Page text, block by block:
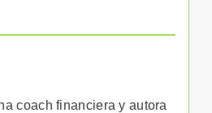
coach financiera y autora